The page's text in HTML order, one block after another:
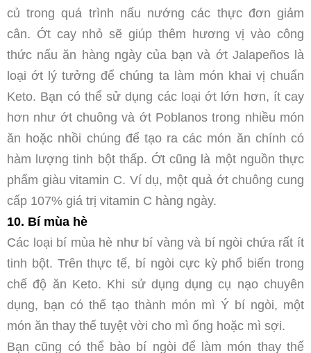
củ trong quá trình nấu nướng các thực đơn giảm
cân. Ớt cay nhỏ sẽ giúp thêm hương vị vào công
thức nấu ăn hàng ngày của bạn và ớt Jalapeños là
loại ớt lý tưởng để chúng ta làm món khai vị chuẩn
Keto. Bạn có thể sử dụng các loại ớt lớn hơn, ít cay
hơn như ớt chuông và ớt Poblanos trong nhiều món
ăn hoặc nhồi chúng để tạo ra các món ăn chính có
hàm lượng tinh bột thấp. Ớt cũng là một nguồn thực
phẩm giàu vitamin C. Ví dụ, một quả ớt chuông cung
cấp 107% giá trị vitamin C hàng ngày.
10. Bí mùa hè
Các loại bí mùa hè như bí vàng và bí ngòi chứa rất ít
tinh bột. Trên thực tế, bí ngòi cực kỳ phổ biến trong
chế độ ăn Keto. Khi sử dụng dụng cụ nạo chuyên
dụng, bạn có thể tạo thành món mì Ý bí ngòi, một
món ăn thay thế tuyệt vời cho mì ống hoặc mì sợi.
Bạn cũng có thể bào bí ngòi để làm món thay thế